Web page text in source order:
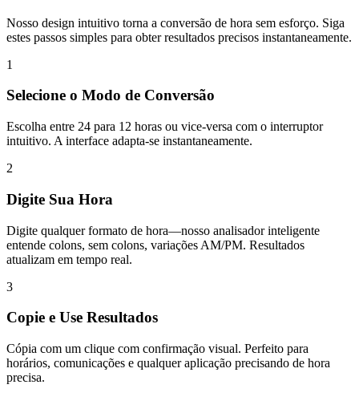
Nosso design intuitivo torna a conversão de hora sem esforço. Siga
estes passos simples para obter resultados precisos instantaneamente.
1
Selecione o Modo de Conversão
Escolha entre 24 para 12 horas ou vice-versa com o interruptor
intuitivo. A interface adapta-se instantaneamente.
2
Digite Sua Hora
Digite qualquer formato de hora—nosso analisador inteligente
entende colons, sem colons, variações AM/PM. Resultados
atualizam em tempo real.
3
Copie e Use Resultados
Cópia com um clique com confirmação visual. Perfeito para
horários, comunicações e qualquer aplicação precisando de hora
precisa.